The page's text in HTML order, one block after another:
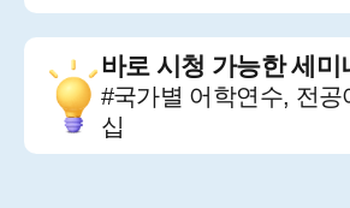
바로 시청 가능한 세미
#국가별 어학연수, 전공
십